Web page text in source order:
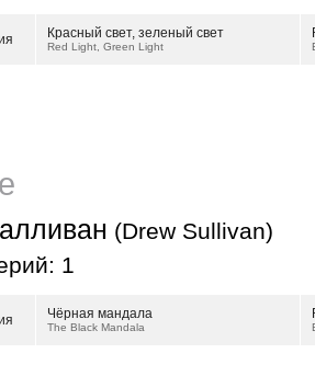
Красный свет, зеленый свет
Red Light, Green Light
(Drew Sullivan)
1
Чёрная мандала
The Black Mandala